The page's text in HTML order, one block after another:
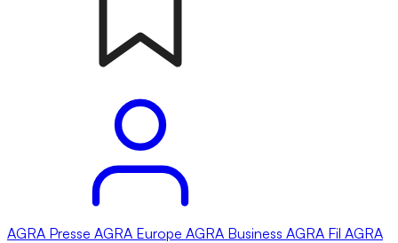
AGRA Presse AGRA Europe AGRA Business AGRA Fil AGRA